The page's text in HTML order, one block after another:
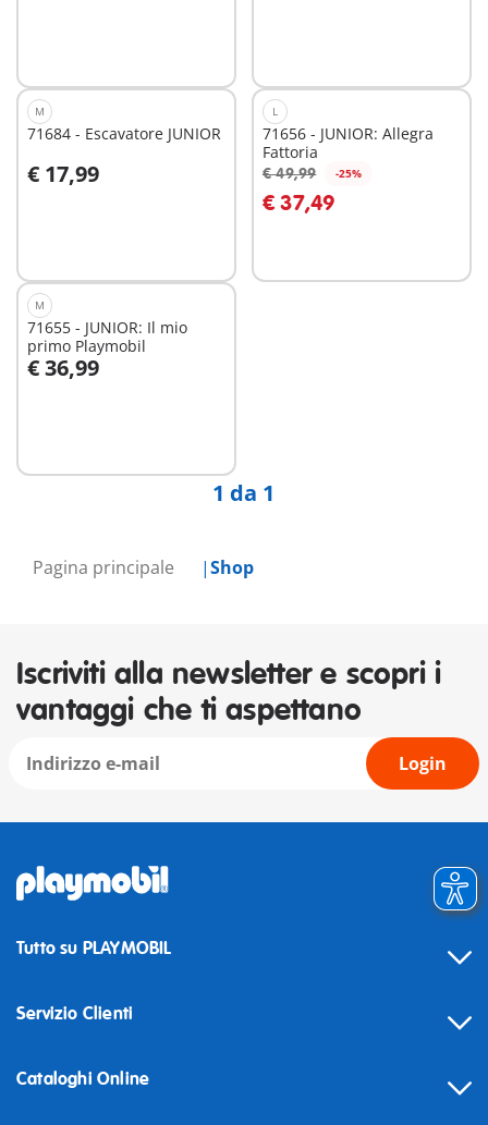
Pagina principale Shop
M
71684 - Escavatore JUNIOR
€ 17,99
Aggiungi al carrello
L
71656 - JUNIOR: Allegra
Fattoria
€ 49,99 -25%
€ 37,49
Aggiungi al carrello
M
71655 - JUNIOR: Il mio
primo Playmobil
€ 36,99
Aggiungi al carrello
1 da 1
Iscriviti alla newsletter e scopri i
vantaggi che ti aspettano
Login
Tutto su PLAYMOBIL
Servizio Clienti
Cataloghi Online